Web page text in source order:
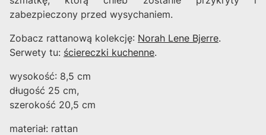
zabezpieczony przed wysychaniem.
Zobacz rattanową kolekcję: Norah Lene Bjerre.
Serwety tu: ściereczki kuchenne.
wysokość: 8,5 cm
długość 25 cm,
szerokość 20,5 cm
materiał: rattan